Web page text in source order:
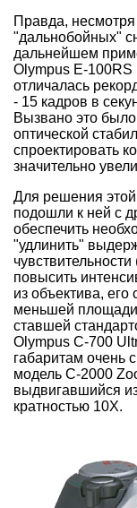
Правда,
"дальнобойных"
дальнейшем
Olympus E-100RS
отличалась
- 15 кадров в
Вызвано это
оптической
спроектировать
значительно
Для решения
подошли к ней с
обеспечить
"удлинить"
повысить
из объектива,
меньшей
ставшей
Olympus C-700
габаритам очень
модель C-2000
выдвигавшийся
кратностью 10Х.